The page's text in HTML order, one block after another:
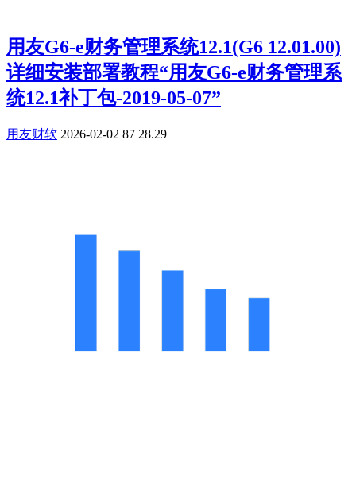
用友G6-e财务管理系统12.1(G6 12.01.00)
详细安装部署教程“用友G6-e财务管理系
统12.1补丁包-2019-05-07”
用友财软 2026-02-02 87 28.29